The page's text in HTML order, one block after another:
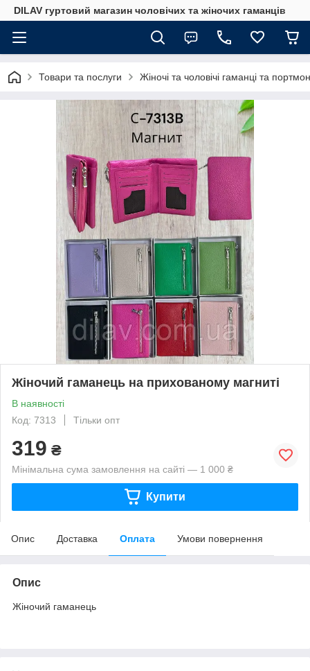
DILAV гуртовий магазин чоловічих та жіночих гаманців
Товари та послуги Жіночі та чоловічі гаманці та
Жіночий гаманець на прихованому магниті
В наявності
Код: 7313
Тільки опт
319 ₴
Мінімальна сума замовлення на сайті — 1 000 ₴
Купити
Опис Доставка Оплата Умови повернення
Опис
Жіночий гаманець